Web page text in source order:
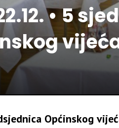
• 5
Općinskog